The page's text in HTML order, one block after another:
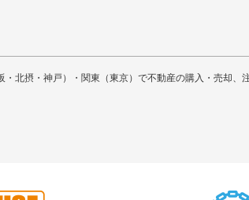
・北摂・神戸）・関東（東京）で不動産の購入・売却